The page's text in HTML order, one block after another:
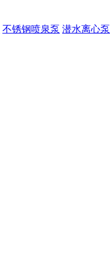
不锈钢喷泉泵 潜水离心泵